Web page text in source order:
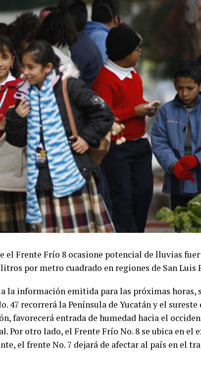
el Frente Frío 8 ocasione potencial de lluvias
por metro cuadrado en regiones de San Luis
a la información emitida para las próximas horas,
47 recorrerá la Península de Yucatán y el sureste
favorecerá entrada de humedad hacia el
Por otro lado, el Frente Frío No. 8 se ubica en el
el frente No. 7 dejará de afectar al país en el